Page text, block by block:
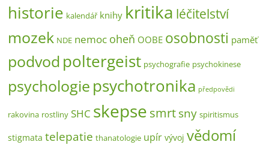
historie kalendář knihy kritika léčitelství
mozek NDE nemoc oheň OOBE osobnosti paměť
podvod poltergeist psychografie psychokinese
psychologie psychotronika předpovědi
rakovina rostliny SHC skepse smrtsny spiritismus
stigmata telepatie thanatologie upír vývoj vědomí